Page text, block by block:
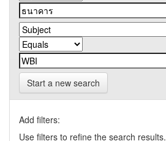
Start a new search
Add filters:
Use filters to refine the search results.